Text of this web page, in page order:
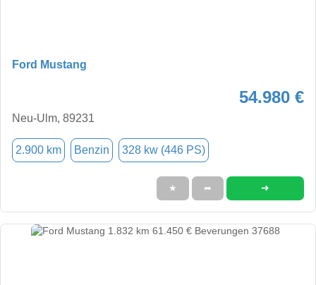
Ford Mustang
54.980 €
Neu-Ulm, 89231
2.900 km Benzin 328 kw (446 PS)
★ ➦ ➜